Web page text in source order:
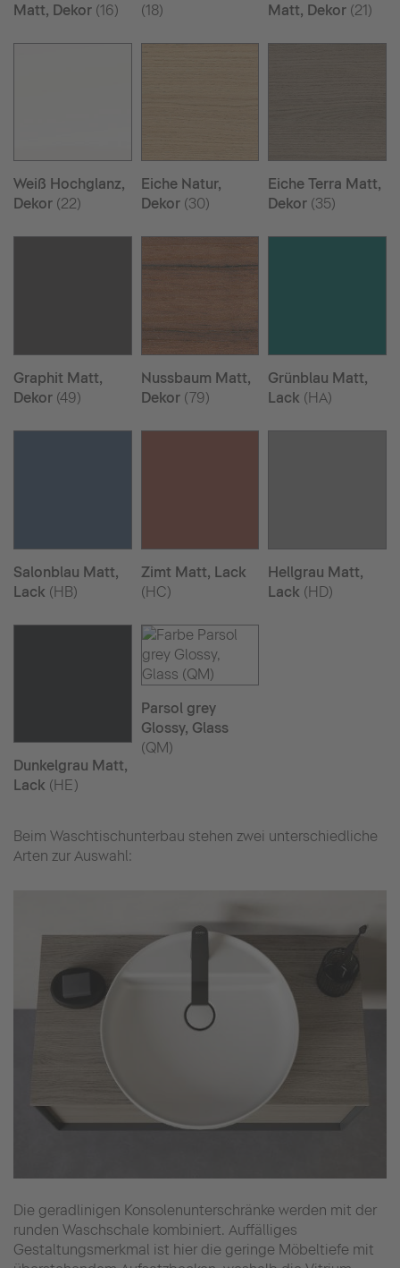
Matt, Dekor (16)
(18)
Matt, Dekor (21)
Weiß Hochglanz,
Dekor (22)
Eiche Natur,
Dekor(30)
Eiche Terra Matt,
Dekor (35)
Graphit Matt,
Dekor (49)
Nussbaum Matt,
Dekor(79)
Grünblau Matt,
Lack (HA)
Salonblau Matt,
Lack (HB)
Zimt Matt, Lack
(HC)
Hellgrau Matt,
Lack (HD)
Dunkelgrau Matt,
Lack (HE)
Parsol grey
Glossy, Glass
(QM)
Beim Waschtischunterbau stehen zwei unterschiedliche
Arten zur Auswahl:
Die geradlinigen Konsolenunterschränke werden mit der
runden Waschschale kombiniert. Auffälliges
Gestaltungsmerkmal ist hier die geringe Möbeltiefe mit